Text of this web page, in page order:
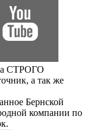
СТРОГО
а так же
Бернской
компании по